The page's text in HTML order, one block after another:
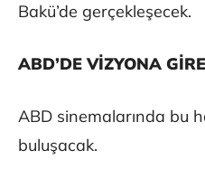
Bakü’de gerçekleşecek.
ABD’DE VİZYONA
ABD sinemalarında bu
buluşacak.